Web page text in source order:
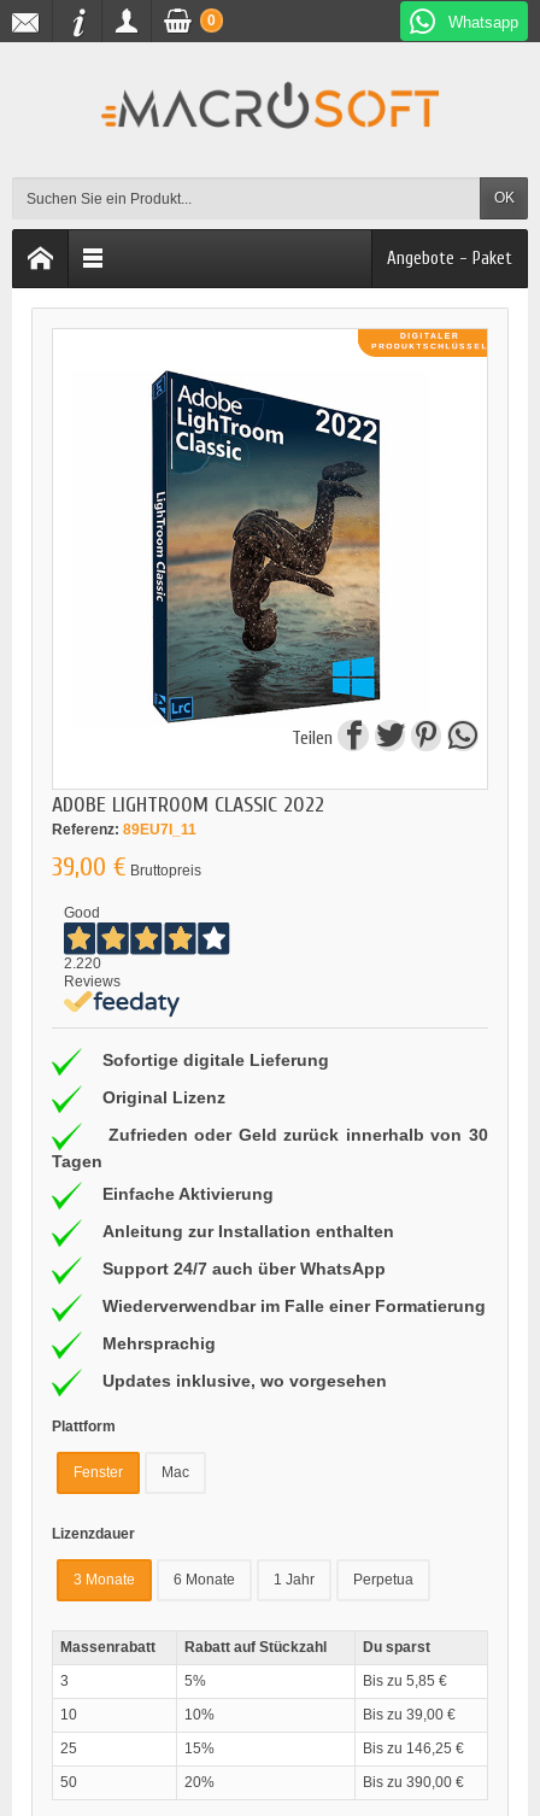
Whatsapp
OK
0
Angebote - Paket
Teilen
ADOBE LIGHTROOM CLASSIC 2022
Referenz: 89EU7I_11
39,00 € Bruttopreis
Good
2.220
Reviews
Sofortige digitale Lieferung
Original Lizenz
Zufrieden oder Geld zurück innerhalb von 30
Tagen
Einfache Aktivierung
Anleitung zur Installation enthalten
Support 24/7 auch über WhatsApp
Wiederverwendbar im Falle einer Formatierung
Mehrsprachig
Updates inklusive, wo vorgesehen
Plattform
Fenster Mac
Lizenzdauer
3 Monate 6 Monate 1 Jahr Perpetua
Massenrabatt Rabatt auf Stückzahl
Du sparst
3
5%
Bis zu 5,85 €
10
10%
Bis zu 39,00 €
25
15%
Bis zu 146,25 €
50
20% Bis zu 390,00 €